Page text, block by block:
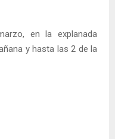
en la explanada
y hasta las 2 de la